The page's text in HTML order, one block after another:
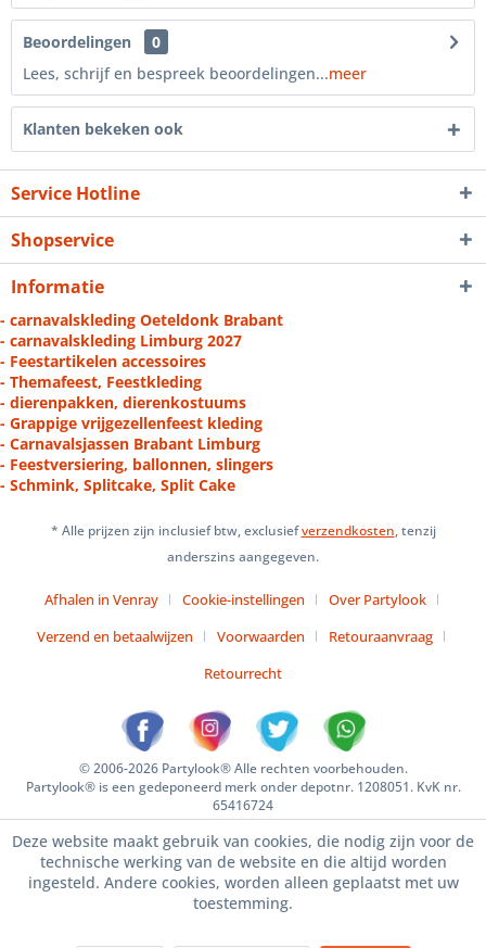
Beoordelingen
0
Lees, schrijf en bespreek beoordelingen...meer
Klanten bekeken ook
Service Hotline
Shopservice
Informatie
- carnavalskleding Oeteldonk Brabant
- carnavalskleding Limburg 2027
- Feestartikelen accessoires
- Themafeest, Feestkleding
- dierenpakken, dierenkostuums
- Grappige vrijgezellenfeest kleding
- Carnavalsjassen Brabant Limburg
- Feestversiering, ballonnen, slingers
- Schmink, Splitcake, Split Cake
* Alle prijzen zijn inclusief btw, exclusiefverzendkosten, tenzij
anderszins aangegeven.
Afhalen in Venray Cookie-instellingen
Over Partylook
Verzend en betaalwijzen
Voorwaarden
Retouraanvraag
Retourrecht
© 2006-2026 Partylook® Alle rechten voorbehouden.
Partylook® is een gedeponeerd merk onder depotnr. 1208051. KvK nr.
65416724
Deze website maakt gebruik van cookies, die nodig zijn voor de
technische werking van de website en die altijd worden
ingesteld. Andere cookies, worden alleen geplaatst met uw
toestemming.